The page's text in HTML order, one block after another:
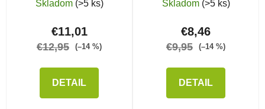
Skladom (>5 ks)
€11,01
€12,95 (–14 %)
DETAIL
Skladom (>5 ks)
€8,46
€9,95 (–14 %)
DETAIL